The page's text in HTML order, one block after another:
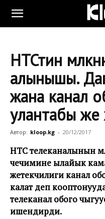
НТСтин
алынышы.
жана канал
улантабы же
Автор: kloop.kg - 20/12/2017
НТС телеканалынын
чечимине ылайык
жетекчилиги канал
калат деп
телеканал обого
ишендирди.